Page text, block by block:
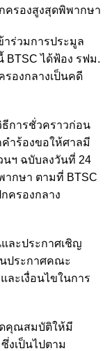
ครองสูงสุดพิพากษา
าร่วมการประมูล
BTSC ได้ฟ้อง รฟม.
องกลางเป็นคดี
ธีการชั่วคราวก่อน
ำร้องขอให้ศาลมี
นฯ ฉบับลงวันที่ 24
ากษา ตามที่ BTSC
ครองกลาง
ละประกาศเชิญ
ประกาศคณะ
ละเงื่อนไขในการ
ดคุณสมบัติให้มี
งเป็นไปตาม